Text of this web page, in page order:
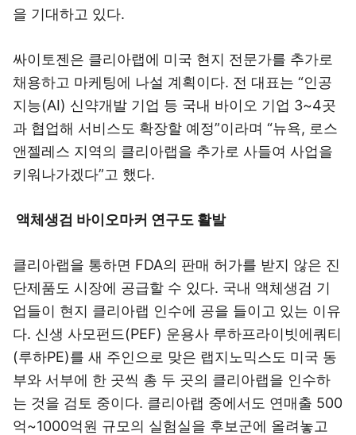
을 기대하고 있다.
싸이토젠은 클리아랩에 미국 현지 전문가를 추가로
채용하고 마케팅에 나설 계획이다. 전 대표는 “인공
지능(AI) 신약개발 기업 등 국내 바이오 기업 3~4곳
과 협업해 서비스도 확장할 예정”이라며 “뉴욕, 로스
앤젤레스 지역의 클리아랩을 추가로 사들여 사업을
키워나가겠다”고 했다.
액체생검 바이오마커 연구도 활발
클리아랩을 통하면 FDA의 판매 허가를 받지 않은 진
단제품도 시장에 공급할 수 있다. 국내 액체생검 기
업들이 현지 클리아랩 인수에 공을 들이고 있는 이유
다. 신생 사모펀드(PEF) 운용사 루하프라이빗에쿼티
(루하PE)를 새 주인으로 맞은 랩지노믹스도 미국 동
부와 서부에 한 곳씩 총 두 곳의 클리아랩을 인수하
는 것을 검토 중이다. 클리아랩 중에서도 연매출 500
억~1000억원 규모의 실험실을 후보군에 올려놓고